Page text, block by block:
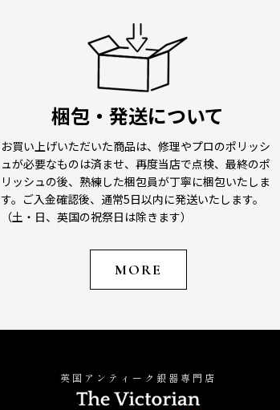
梱包・発送について
お買い上げいただいた商品は、修理やプロのポリッシ
ュが必要なものは済ませ、再度当店で点検、最終のポ
リッシュの後、熟練した梱包員が丁寧に梱包いたしま
す。ご入金確認後、通常5日以内に発送いたします。
（土・日、英国の祝祭日は除きます）
MORE
英国アンティーク銀器専門店